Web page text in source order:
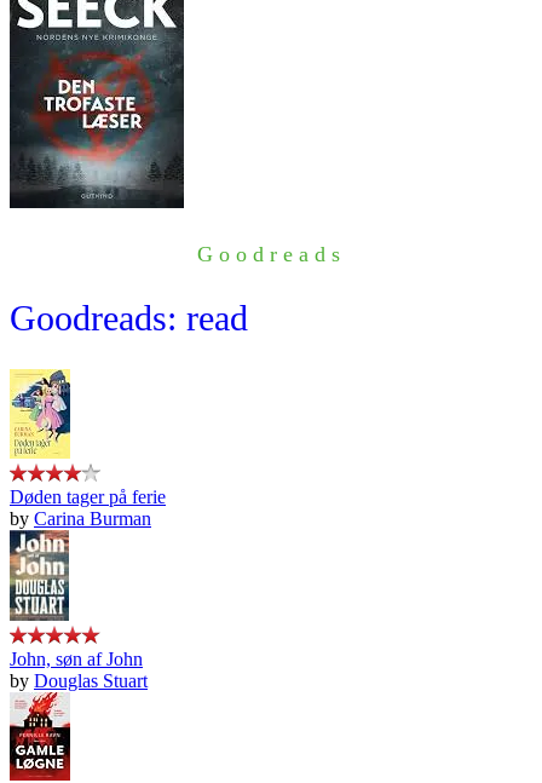
Goodreads
Goodreads: read
Døden tager på ferie
by Carina Burman
John, søn af John
by Douglas Stuart